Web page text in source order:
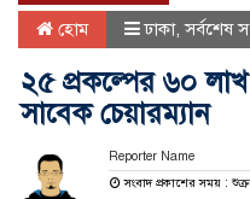
হোম ঢাকা,সর্বশেষ
২৫ প্রকল্পের ৬০
সাবেক চেয়ারম্যান
Reporter Name
সংবাদ প্রকাশের সময় :